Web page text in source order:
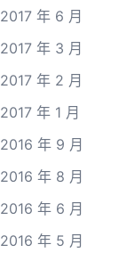
2017 年 6 月
2017 年 3 月
2017 年 2 月
2017 年 1 月
2016 年 9 月
2016 年 8 月
2016 年 6 月
2016 年 5 月